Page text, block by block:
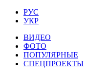
РУС
УКР
ВИДЕО
ФОТО
ПОПУЛЯРНЫЕ
СПЕЦПРОЕКТЫ